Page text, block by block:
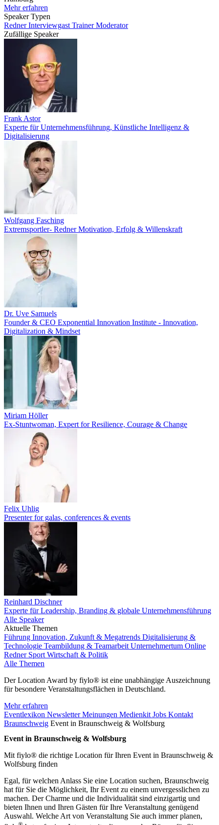
Mehr erfahren
Speaker Typen
RednerInterviewgast TrainerModerator
Zufällige Speaker
Frank Astor
Experte für Unternehmensführung, Künstliche Intelligenz &
Digitalisierung
Wolfgang Fasching
Extremsportler- Redner Motivation, Erfolg & Willenskraft
Dr. Uve Samuels
Founder & CEO Exponential Innovation Institute - Innovation,
Digitalization & Mindset
Miriam Höller
Ex-Stuntwoman, Expert for Resilience, Courage & Change
Felix Uhlig
Presenter for galas, conferences & events
Reinhard Dischner
Experte für Leadership, Branding & globale Unternehmensführung
Alle Speaker
Aktuelle Themen
Führung Innovation, Zukunft & Megatrends Digitalisierung &
Technologie Teambildung & Teamarbeit Unternehmertum Online
Redner Sport Wirtschaft & Politik
Alle Themen
Der Location Award by fiylo® ist eine unabhängige Auszeichnung
für besondere Veranstaltungsflächen in Deutschland.
Mehr erfahren
Eventlexikon NewsletterMeinungen Medienkit Jobs Kontakt
Braunschweig Event in Braunschweig & Wolfsburg
Event in Braunschweig & Wolfsburg
Mit fiylo® die richtige Location für Ihren Event in Braunschweig &
Wolfsburg finden
Egal, für welchen Anlass Sie eine Location suchen, Braunschweig
hat für Sie die Möglichkeit, Ihr Event zu einem unvergesslichen zu
machen. Der Charme und die Individualität sind einzigartig und
bieten Ihnen und Ihren Gästen für Ihre Veranstaltung genügend
Auswahl. Welche Art von Veranstaltung Sie auch immer planen,